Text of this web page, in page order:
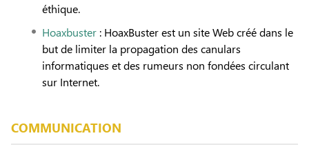
éthique.
Hoaxbuster : HoaxBuster est un site Web créé dans le
but de limiter la propagation des canulars
informatiques et des rumeurs non fondées circulant
sur Internet.
COMMUNICATION